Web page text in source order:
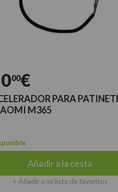
PARA PATINETE
M365
Añadir a la cesta
a mi lista de favoritos